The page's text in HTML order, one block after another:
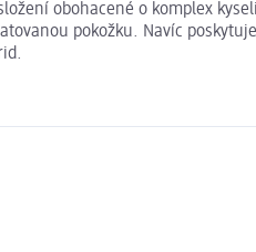
obohacené o komplex
pokožku. Navíc